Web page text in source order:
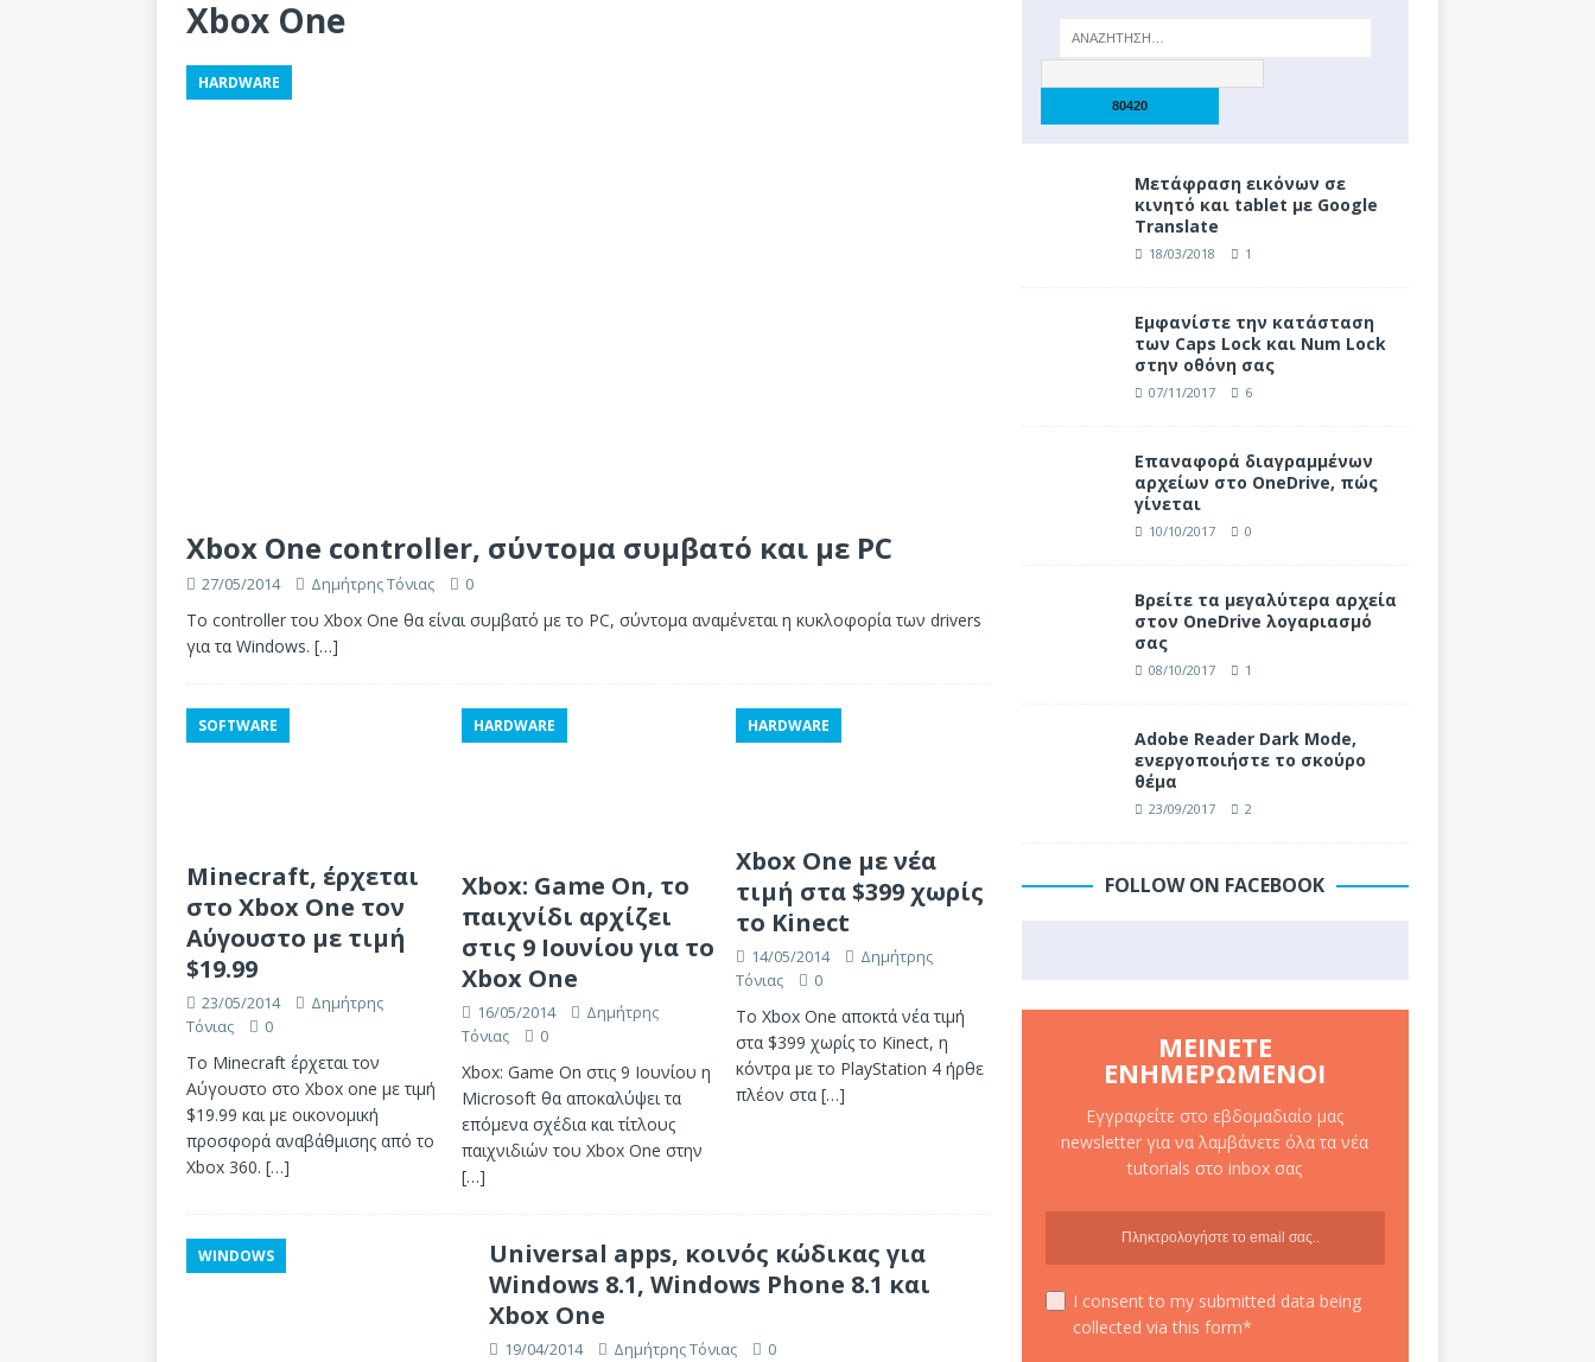
Xbox One
HARDWARE
Xbox One controller, σύντομα συμβατό και με PC
27/05/2014 Δημήτρης Τόνιας 0
Το controller του Xbox One θα είναι συμβατό με το PC, σύντομα αναμένεται η κυκλοφορία των drivers
για τα Windows. […]
SOFTWARE
Minecraft, έρχεται
στο Xbox One τον
Αύγουστο με τιμή
$19.99
23/05/2014
Δημήτρης
Τόνιας
0
Το Minecraft έρχεται τον
Αύγουστο στο Xbox one με τιμή
$19.99 και με οικονομική
προσφορά αναβάθμισης από το
Xbox 360. […]
HARDWARE
Xbox: Game On, το
παιχνίδι αρχίζει
στις 9 Ιουνίου για το
Xbox One
16/05/2014
Δημήτρης
Τόνιας
0
Xbox: Game On στις 9 Ιουνίου η
Microsoft θα αποκαλύψει τα
επόμενα σχέδια και τίτλους
παιχνιδιών του Xbox One στην
[…]
HARDWARE
Xbox One με νέα
τιμή στα $399 χωρίς
το Kinect
14/05/2014
Δημήτρης
Τόνιας
0
Το Xbox One αποκτά νέα τιμή
στα $399 χωρίς το Kinect, η
κόντρα με το PlayStation 4 ήρθε
πλέον στα[…]
WINDOWS
Universal apps, κοινός κώδικας για
Windows 8.1, Windows Phone 8.1 και
Xbox One
19/04/2014 Δημήτρης Τόνιας 0
Μετάφραση εικόνων σε
κινητό και tablet με Google
Translate
18/03/2018 1
Eμφανίστε την κατάσταση
των Caps Lock και Num Lock
στην οθόνη σας
07/11/2017 6
Επαναφορά διαγραμμένων
αρχείων στο OneDrive, πώς
γίνεται
10/10/2017 0
Βρείτε τα μεγαλύτερα αρχεία
στον OneDrive λογαριασμό
σας
08/10/2017 1
Adobe Reader Dark Mode,
ενεργοποιήστε το σκούρο
θέμα
23/09/2017 2
FOLLOW ON FACEBOOK
ΜΕΊΝΕΤΕ
ΕΝΗΜΕΡΩΜΈΝΟΙ
Εγγραφείτε στο εβδομαδιαίο μας
newsletter για να λαμβάνετε όλα τα νέα
tutorials στο inbox σας
I consent to my submitted data being
collected via this form*